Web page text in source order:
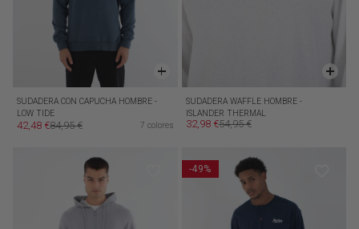
SUDADERA CON CAPUCHA HOMBRE -
LOW TIDE
Precio de oferta
42,48 €Precio habitual
84,95 € 7 colores
SUDADERA WAFFLE HOMBRE -
ISLANDER THERMAL
Precio de oferta
32,98 €Precio habitual
54,95 €
-49%